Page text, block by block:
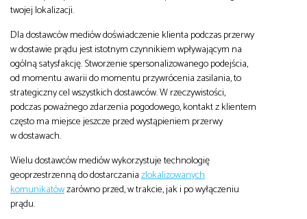
twojej lokalizacji.
Dla dostawców mediów doświadczenie klienta podczas przerwy
w dostawie prądu jest istotnym czynnikiem wpływającym na
ogólną satysfakcję. Stworzenie spersonalizowanego podejścia,
od momentu awarii do momentu przywrócenia zasilania, to
strategiczny cel wszystkich dostawców. W rzeczywistości,
podczas poważnego zdarzenia pogodowego, kontakt z klientem
często ma miejsce jeszcze przed wystąpieniem przerwy
w dostawach.
Wielu dostawców mediów wykorzystuje technologię
geoprzestrzenną do dostarczaniazlokalizowanych
komunikatówzarówno przed, w trakcie, jak i po wyłączeniu
prądu.